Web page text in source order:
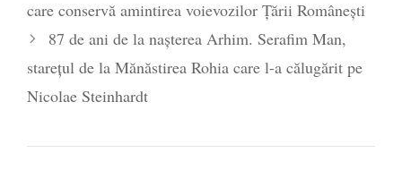
care conservă amintirea voievozilor Țării Românești
87 de ani de la nașterea Arhim. Serafim Man,
stareţul de la Mănăstirea Rohia care l-a călugărit pe
Nicolae Steinhardt